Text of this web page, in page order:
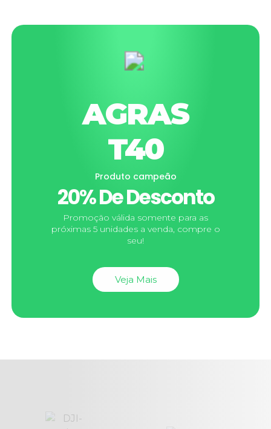
AGRAS
T40
Produto campeão
20% De Desconto
Promoção válida somente para as
próximas 5 unidades a venda, compre o
seu!
Veja Mais